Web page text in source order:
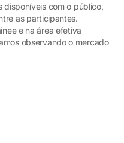
disponíveis com o público,
as participantes.
e na área efetiva
observando o mercado